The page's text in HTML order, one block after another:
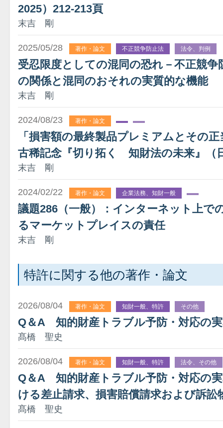
2025）212-213頁
末吉 剛
2025/05/28 著作・論文 不正競争防止法 法令、判例
受忍限度としての混同の恐れ－不正競争
の関係と混同のおそれの実質的な機能
末吉 剛
2024/08/23 著作・論文
「損害額の最終製品プレミアムとその
古稀記念『切り拓く 知財法の未来』（
末吉 剛
2024/02/22 著作・論文 企業法務、知財一般
議題286（一般）：インターネット上で
るマーケットプレイスの責任
末吉 剛
特許に関する他の著作・論文
2026/08/04 著作・論文 知財一般、特許 その他
Q＆A 知的財産トラブル予防・対応の
髙橋 聖史
2026/08/04 著作・論文 知財一般、特許 法令、その他
Q＆A 知的財産トラブル予防・対応の
ける差止請求、損害賠償請求および訴訟
髙橋 聖史